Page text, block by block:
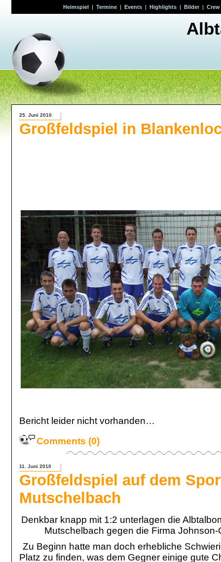
Heimspiel| Termine| Events| Highlights| Bilder| Crew
25. Juni 2010
Großfeldspiel in
Bericht leider nicht vorhanden…
Comments (0)
11. Juni 2010
Großfeldspiel auf dem
Mutschelbach
Denkbar knapp mit 1:2 unterlagen die
Mutschelbach gegen die Firma
Zu Beginn hatte man doch erhebliche
Platz zu finden, was dem Gegner einige gute